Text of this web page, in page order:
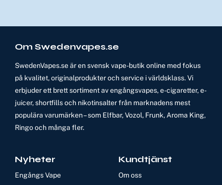
Om Swedenvapes.se
SwedenVapes.se är en svensk vape-butik online med fokus
på kvalitet, originalprodukter och service i världsklass. Vi
erbjuder ett brett sortiment av engångsvapes, e-cigaretter, e-
juicer, shortfills och nikotinsalter från marknadens mest
populära varumärken – som Elfbar, Vozol, Frunk, Aroma King,
Ringo och många fler.
Nyheter
Engångs Vape
Kundtjänst
Om oss